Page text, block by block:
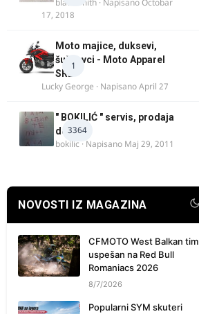
blacksmith · NapisanoOctobar
17, 2018
1
Moto majice, duksevi,
šuškavci - Moto Apparel
SRB
Lucky George · NapisanoApril 27
3364
" BOKILIĆ " servis, prodaja
delova
bokilic · Napisano Maj 29, 2011
NOVOSTI IZ MAGAZINA
CFMOTO West Balkan tim
uspešan na Red Bull
Romaniacs 2026
8/7/2026
Popularni SYM skuteri